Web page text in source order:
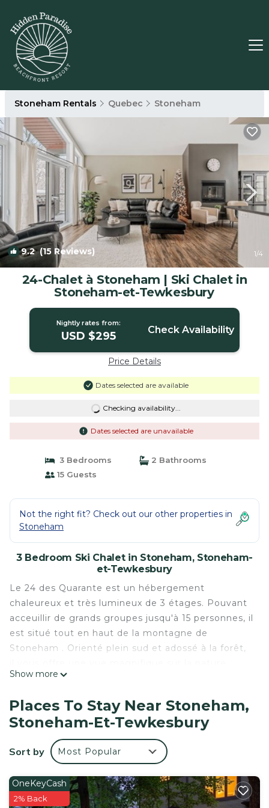
Stoneham Rentals Quebec Stoneham
9.2(15 Reviews) 1/4
24-Chalet à Stoneham | Ski Chalet in
Stoneham-et-Tewkesbury
Nightly rates from:
USD $295 Check Availability
Price Details
Dates selected are available
Checking availability...
Dates selected are unavailable
3 Bedrooms
2 Bathrooms
15 Guests
Not the right fit? Check out our other properties in
Stoneham
3 Bedroom Ski Chalet in Stoneham, Stoneham-
et-Tewkesbury
Le 24 des Quarante est un hébergement
chaleureux et très lumineux de 3 étages. Pouvant
acceuillir de grands groupes jusqu'à 15 personnes, il
est situé tout en haut de la montagne de
Stoneham . Orienté plein sud et adossé à la forêt,
grâce à sa grande fenestration, ses balcons et son
Un long sentier pédestre montagneux y est
accessible gratuitement en toute saison!
Bienvenue aux amateurs de randonnée ou à ceux
qui veulent s'initier!
table de billard, un spa, un foyer au gaz, un BBQ,
une grande cuisine, 2 télévisions, un internet haute
Show more
Places To Stay Near Stoneham,
Stoneham-Et-Tewkesbury
Sort by Most Popular
OneKeyCash
2% Back